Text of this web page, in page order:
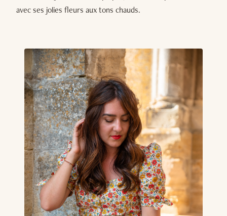
avec ses jolies fleurs aux tons chauds.